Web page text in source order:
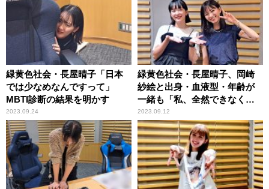
緑黄色社会・長屋晴子「日本
では少なめなんですって」
MBTI診断の結果を明かす
2023.09.24
緑黄色社会・長屋晴子、岡崎
紗絵と出身・血液型・年齢が
一緒も「私、全然できなく
て」
2023.09.12